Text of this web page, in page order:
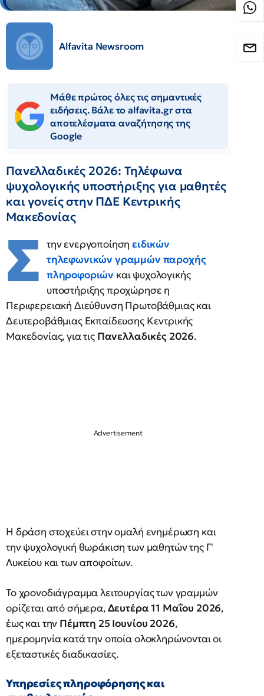
Alfavita Newsroom
Μάθε πρώτος όλες τις σημαντικές
ειδήσεις. Βάλε το alfavita.gr στα
αποτελέσματα αναζήτησης της
Google
Πανελλαδικές 2026: Τηλέφωνα
ψυχολογικής υποστήριξης για μαθητές
και γονείς στην ΠΔΕ Κεντρικής
Μακεδονίας
Σ την ενεργοποίησηειδικών
τηλεφωνικών γραμμών παροχής
πληροφοριών και ψυχολογικής
υποστήριξης προχώρησε η
Περιφερειακή Διεύθυνση Πρωτοβάθμιας και
Δευτεροβάθμιας Εκπαίδευσης Κεντρικής
Μακεδονίας, για τις Πανελλαδικές 2026.
Η δράση στοχεύει στην ομαλή ενημέρωση και
την ψυχολογική θωράκιση των μαθητών της Γ'
Λυκείου και των αποφοίτων.
Το χρονοδιάγραμμα λειτουργίας των γραμμών
ορίζεται από σήμερα,Δευτέρα 11 Μαΐου 2026,
έως και την Πέμπτη 25 Ιουνίου 2026,
ημερομηνία κατά την οποία ολοκληρώνονται οι
εξεταστικές διαδικασίες.
Υπηρεσίες πληροφόρησης και